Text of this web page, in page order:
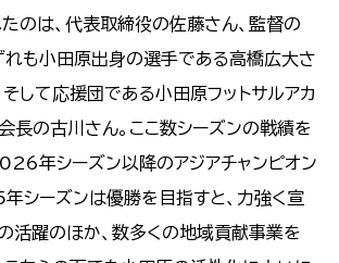
たのは、代表取締役の佐藤さん、監督の
れも小田原出身の選手である高橋広大さ
して応援団である小田原フットサルアカ
長の古川さん。ここ数シーズンの戦績を
年シーズン以降のアジアチャンピオン
シーズンは優勝を目指すと、力強く宣
活躍のほか、数多くの地域貢献事業を